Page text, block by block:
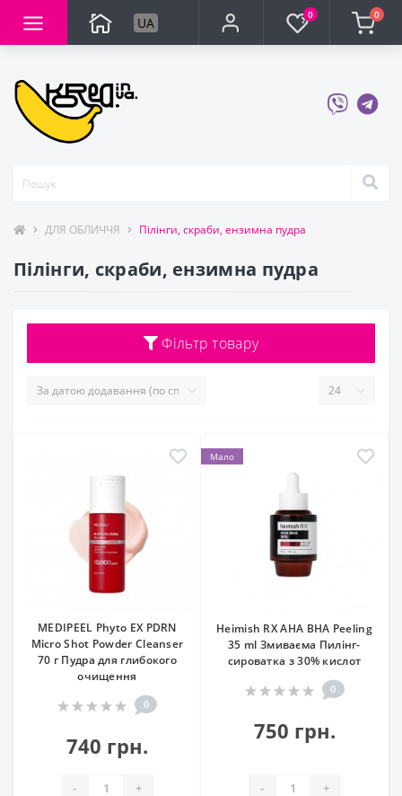
UA 0 0
ДЛЯ ОБЛИЧЧЯ Пілінги, скраби, ензимна пудра
Пілінги, скраби, ензимна пудра
Фільтр товару
MEDIPEEL Phyto EX PDRN
Micro Shot Powder Cleanser
70 г Пудра для глибокого
очищення
0
740 грн.
- +
Мало
Heimish RX AHA BHA Peeling
35 ml Змиваєма Пилінг-
сироватка з 30% кислот
0
750 грн.
- +